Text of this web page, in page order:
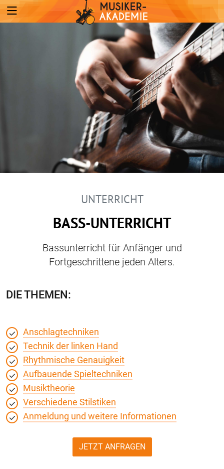
UNTERRICHT
BASS-UNTERRICHT
Bassunterricht für Anfänger und
Fortgeschrittene jeden Alters.
DIE THEMEN:
Anschlagtechniken
Technik der linken Hand
Rhythmische Genauigkeit
Aufbauende Spieltechniken
Musiktheorie
Verschiedene Stilstiken
Anmeldung und weitere Informationen
JETZT ANFRAGEN